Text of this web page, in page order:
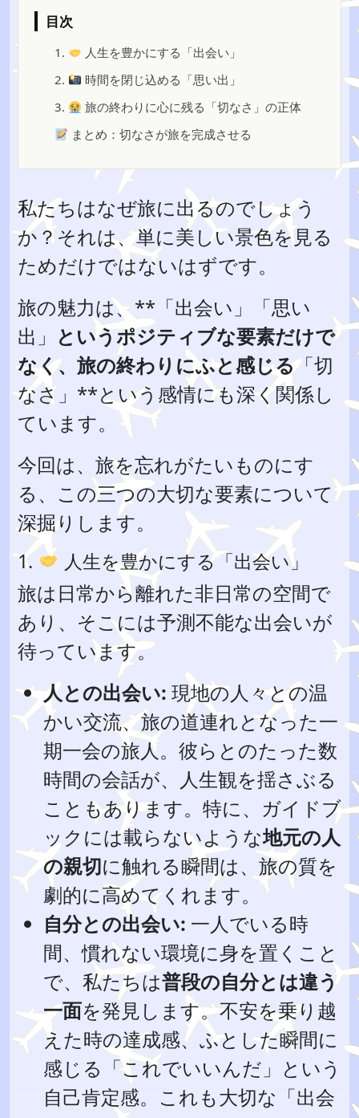
目次
1.
人生を豊かにする「出会い」
2.
時間を閉じ込める「思い出」
3.
旅の終わりに心に残る「切なさ」の正体
まとめ：切なさが旅を完成させる
私たちはなぜ旅に出るのでしょう
か？それは、単に美しい景色を見る
ためだけではないはずです。
旅の魅力は、**「出会い」「思い
出」 というポジティブな要素だけで
なく、旅の終わりにふと感じる 「切
なさ」**という感情にも深く関係し
ています。
今回は、旅を忘れがたいものにす
る、この三つの大切な要素について
深掘りします。
1. 人生を豊かにする「出会い」
旅は日常から離れた非日常の空間で
あり、そこには予測不能な出会いが
待っています。
人との出会い: 現地の人々との温
かい交流、旅の道連れとなった一
期一会の旅人。彼らとのたった数
時間の会話が、人生観を揺さぶる
こともあります。特に、ガイドブ
ックには載らないような地元の人
の親切に触れる瞬間は、旅の質を
劇的に高めてくれます。
自分との出会い: 一人でいる時
間、慣れない環境に身を置くこと
で、私たちは普段の自分とは違う
一面を発見します。不安を乗り越
えた時の達成感、ふとした瞬間に
感じる「これでいいんだ」という
自己肯定感。これも大切な「出会